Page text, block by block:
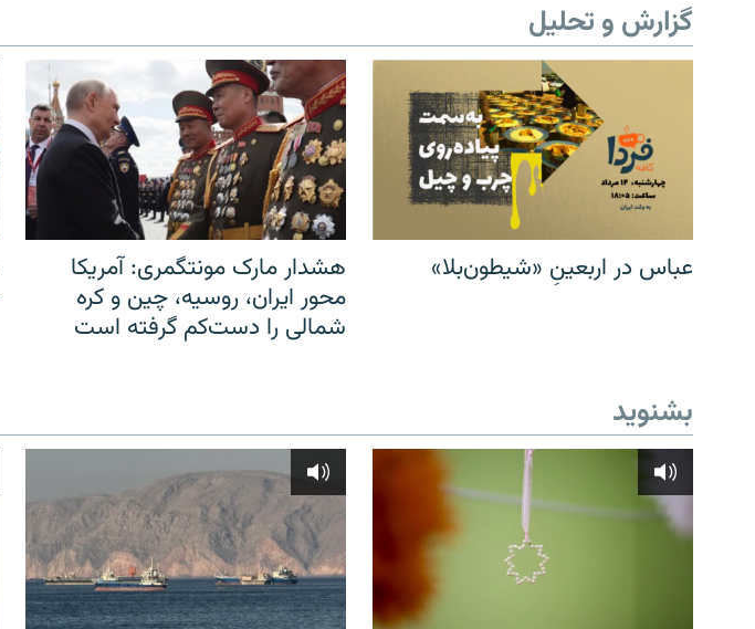
گزارش و تحلیل
عباس در اربعینِ «شیطون‌بلا»
هشدار مارک مونتگمری: آمریکا
محور ایران، روسیه، چین و کره
شمالی را دست‌کم گرفته است
بشنوید